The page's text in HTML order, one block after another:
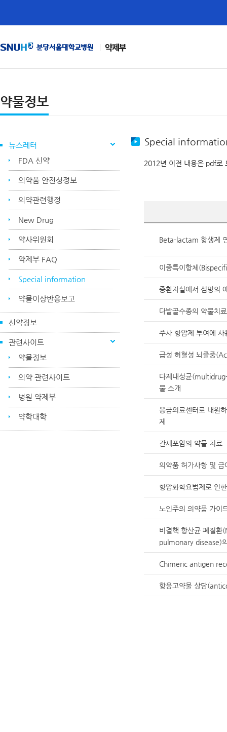
약제부
약물정보
뉴스레터
FDA 신약
의약품 안전성정보
의약관련행정
New Drug
약사위원회
약제부 FAQ
Special information
약물이상반응보고
신약정보
관련사이트
약물정보
의약 관련사이트
병원 약제부
약학대학
Special
2012년 이전 내용은 pdf로
Beta-lactam 항생제
이중특이항체
중환자실에서 섬망의
다발골수종의 약물치료
주사 항암제 투여에
급성 허혈성 뇌졸중
다제내성균
물 소개
응급의료센터로 내원
제
간세포암의 약물 치료
의약품 허가사항 및
항암화학요법제로 인
노인주의 의약품 가이
비결핵 항산균 폐질
pulmonary disease)
Chimeric antigen
항응고약물 상담